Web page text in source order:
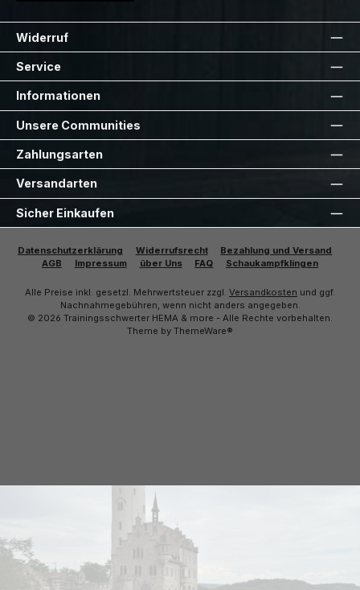
Widerruf
Service
Informationen
Unsere Communities
Zahlungsarten
Versandarten
Sicher Einkaufen
Datenschutzerklärung Widerrufsrecht
Bezahlung und Versand
AGB
Impressum über Uns FAQ Schaukampfklingen
Alle Preise inkl. gesetzl. Mehrwertsteuer zzgl. Versandkosten und ggf.
Nachnahmegebühren, wenn nicht anders angegeben.
© 2026 Trainingsschwerter HEMA & more - Alle Rechte vorbehalten.
Theme by ThemeWare®